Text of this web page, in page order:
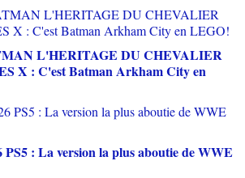
L'HERITAGE DU CHEVALIER
X : C'est Batman Arkham City en
: La version la plus aboutie de WWE